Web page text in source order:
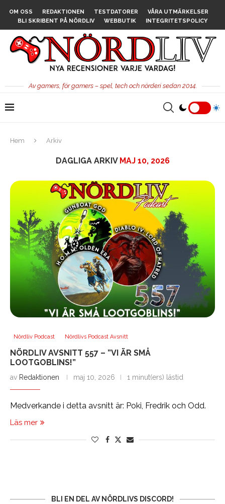
OM OSS REDAKTIONEN TESTDATORER
VÅRA UTMÄRKELSER
BLI SKRIBENT PÅ NÖRDLIV
WEBBUTIK INTEGRITETSPOLICY
Av gamers, för gamers – spel, tech och nörderi sedan 2014.
Hem Arkiv
DAGLIGA ARKIV MAJ 10, 2026
Nördliv Podcast Nördlivs Podcast Avsnitt
NÖRDLIV AVSNITT 557 – ”VI ÄR SMÅ
LOOTGOBLINS!”
av Redaktionen maj 10, 2026 1 minut(ers) lästid
Medverkande i detta avsnitt är: Poki, Fredrik och Odd.
Läs mer
BLI EN DEL AV NÖRDLIVS DISCORD!